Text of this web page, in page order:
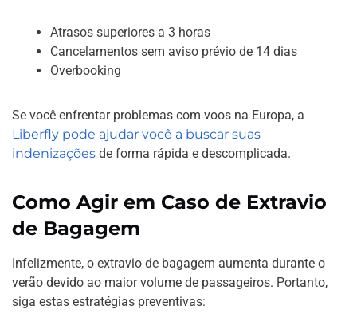
Atrasos superiores a 3 horas
Cancelamentos sem aviso prévio de 14 dias
Overbooking
Se você enfrentar problemas com voos na Europa, a
Liberfly pode ajudar você a buscar suas
indenizações de forma rápida e descomplicada.
Como Agir em Caso de Extravio
de Bagagem
Infelizmente, o extravio de bagagem aumenta durante o
verão devido ao maior volume de passageiros. Portanto,
siga estas estratégias preventivas: